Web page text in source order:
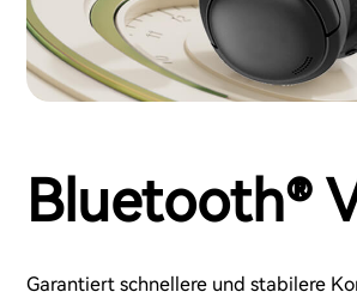
Bluetooth®
Garantiert schnellere und stabilere